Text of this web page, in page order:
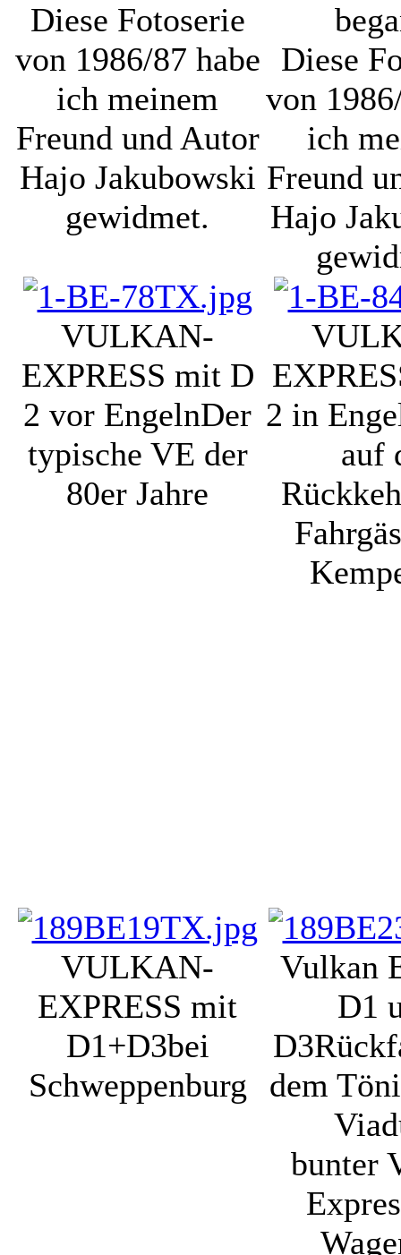
Diese Fotoserie
von 1986/87 habe
ich meinem
Freund und Autor
Hajo Jakubowski
gewidmet.
Diese
von
ich
Freund
Hajo
VULKAN-
EXPRESS mit D
2 vor EngelnDer
typische VE der
80er Jahre
2 in
auf
VULKAN-
EXPRESS mit
D1+D3bei
Schweppenburg
Vulkan
D1
D3
dem
bunter